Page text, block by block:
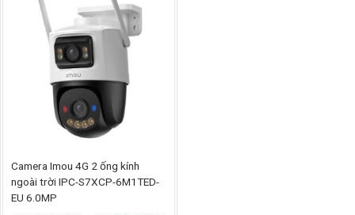
Camera Imou 4G 2 ống kính
ngoài trời IPC-S7XCP-6M1TED-
EU 6.0MP